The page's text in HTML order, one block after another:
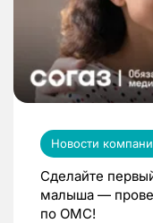
Новости
Сделайте
малыша —
по ОМС!